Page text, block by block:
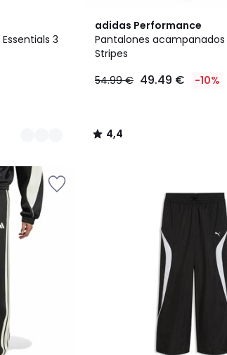
3
adidas Performance
Pantalones acampanados
Stripes
54.99 € 49.49 € -10%
4,4
/ 5
4,4
/